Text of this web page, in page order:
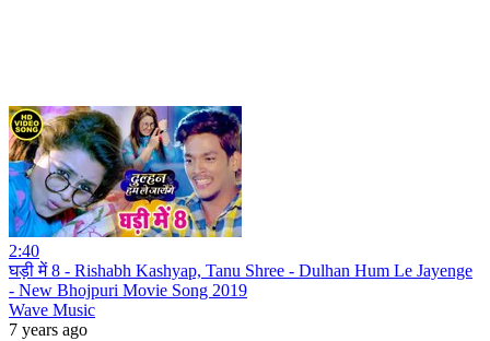
2:40
घड़ी में 8 - Rishabh Kashyap, Tanu Shree - Dulhan Hum Le Jayenge
- New Bhojpuri Movie Song 2019
Wave Music
7 years ago